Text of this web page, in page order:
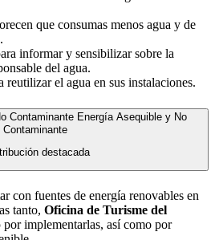
que consumas menos agua y de
informar y sensibilizar sobre la
del agua.
reutilizar el agua en sus instalaciones.
Energía Asequible y No
Contaminante
destacada
con fuentes de energía renovables en
tanto, Oficina de Turisme del
por implementarlas, así como por